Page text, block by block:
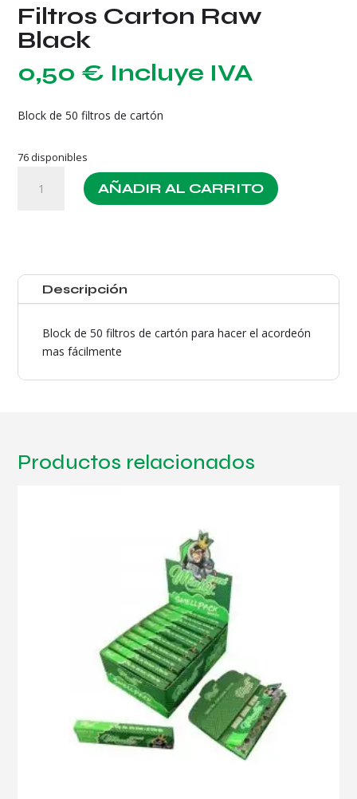
Filtros Carton Raw
Black
0,50 € Incluye IVA
Block de 50 filtros de cartón
76 disponibles
Carton
AÑADIR AL CARRITO
Descripción
Block de 50 filtros de cartón para hacer el acordeón
mas fácilmente
Productos relacionados